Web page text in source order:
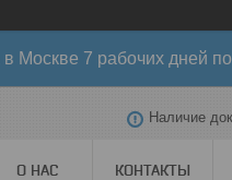
в Москве 7 рабочих дней
Наличие
О НАС КОНТАКТЫ